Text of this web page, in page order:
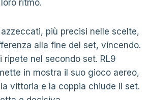
ritmo.
più precisi nelle scelte,
alla fine del set, vincendo.
ripete nel secondo set. RL9
in mostra il suo gioco aereo,
vittoria e la coppia chiude il set.